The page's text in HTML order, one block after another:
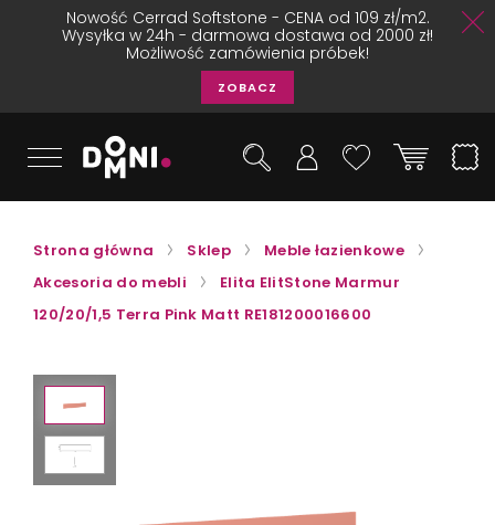
Nowość Cerrad Softstone - CENA od 109 zł/m2.
Wysyłka w 24h - darmowa dostawa od 2000 zł!
Możliwość zamówienia próbek!
ZOBACZ
Strona główna Sklep
Meble łazienkowe
Akcesoria do mebli
Elita ElitStone Marmur
120/20/1,5 Terra Pink Matt RE181200016600